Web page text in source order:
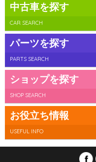
中古車を探す
CAR SEARCH
パーツを探す
PARTS SEARCH
ショップを探す
SHOP SEARCH
お役立ち情報
USEFUL INFO